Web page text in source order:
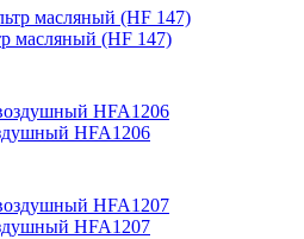
масляный (HF 147)
HFA1206
HFA1207